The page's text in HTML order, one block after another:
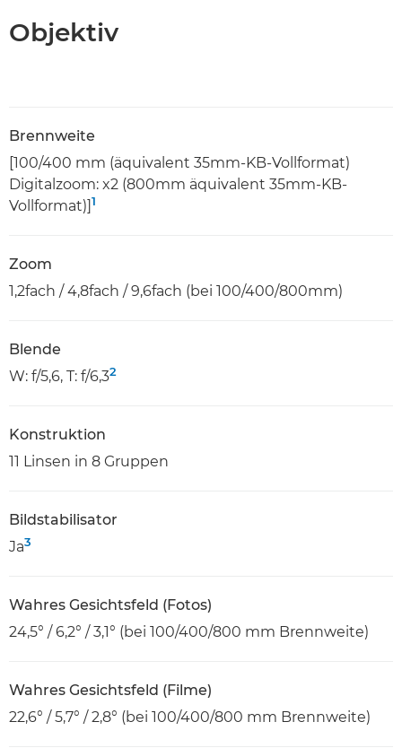
Objektiv
Brennweite
[100/400 mm (äquivalent 35mm-KB-Vollformat)
Digitalzoom: x2 (800mm äquivalent 35mm-KB-
Vollformat)]1
Zoom
1,2fach / 4,8fach / 9,6fach (bei 100/400/800mm)
Blende
W: f/5,6, T: f/6,32
Konstruktion
11 Linsen in 8 Gruppen
Bildstabilisator
Ja3
Wahres Gesichtsfeld (Fotos)
24,5° / 6,2° / 3,1° (bei 100/400/800 mm Brennweite)
Wahres Gesichtsfeld (Filme)
22,6° / 5,7° / 2,8° (bei 100/400/800 mm Brennweite)